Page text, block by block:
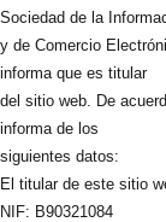
Sociedad de la
y de Comercio
informa que es titular
del sitio web. De
informa de los
siguientes datos:
El titular de este sitio
NIF: B90321084